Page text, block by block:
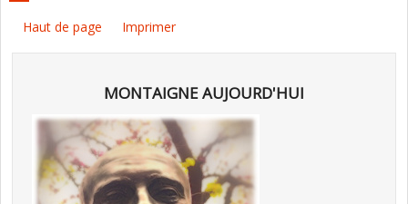
Haut de page Imprimer
MONTAIGNE AUJOURD'HUI